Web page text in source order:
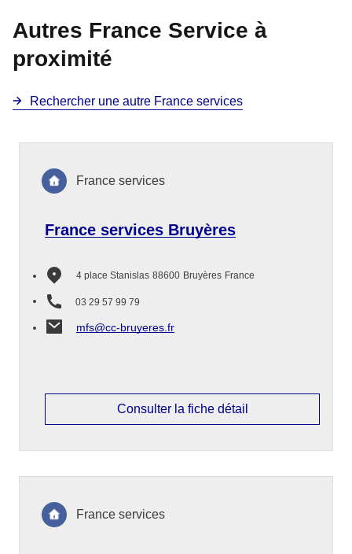
Autres France Service à
proximité
Rechercher une autre France services
France services Bruyères
4 place Stanislas 88600 Bruyères France
03 29 57 99 79
mfs@cc-bruyeres.fr
France services
Consulter la fiche détail
France services